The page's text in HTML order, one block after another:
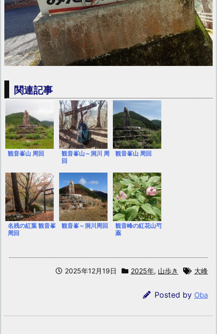
関連記事
観音峯山 周回
観音峯山～洞川 周
回
観音峯山 周回
名残の紅葉 観音峯
周回
観音峯～洞川周回
観音峰の紅花山芍
薬
2025年12月19日 2025年, 山歩き 大峰
Posted by Oba